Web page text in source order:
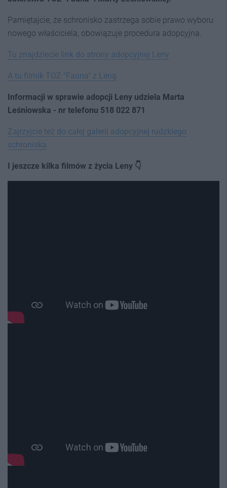
Pamiętajcie, że schronisko zastrzega sobie prawo wyboru
nowego właściciela, obowiązuje procedura adopcyjna.
Tu znajdziecie link do strony adopcyjnej Leny
A tu filmik TOZ "Fauna" z Leną
Informacji w sprawie adopcji Leny udziela Marta
Leśniowska - nr telefonu 518 022 871
Zajrzyjcie też do całej galerii adopcyjnej rudzkiego
schroniska
I jeszcze kilka filmów z życia Leny 👇